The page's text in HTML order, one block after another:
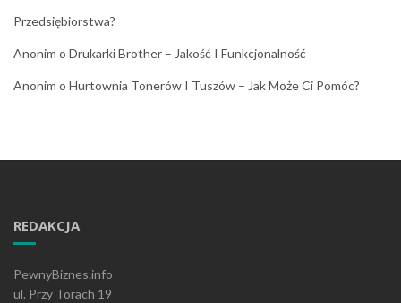
Przedsiębiorstwa?
Anonim o Drukarki Brother – Jakość I Funkcjonalność
Anonim o Hurtownia Tonerów I Tuszów – Jak Może Ci Pomóc?
REDAKCJA
PewnyBiznes.info
ul. Przy Torach 19